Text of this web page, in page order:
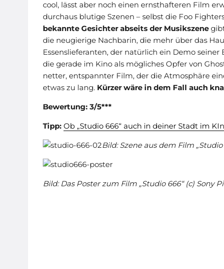
cool, lässt aber noch einen ernsthafteren Film
durchaus blutige Szenen – selbst die Foo
bekannte Gesichter abseits der Musikszene
die neugierige Nachbarin, die mehr über das
Essenslieferanten, der natürlich ein Demo seiner
die gerade im Kino als mögliches Opfer von
netter, entspannter Film, der die Atmosphäre
etwas zu lang. Kürzer wäre in dem Fall auch
Bewertung: 3/5***
Tipp: Ob „Studio 666“ auch in deiner Stadt im
Bild: Szene aus dem Film
Bild: Das Poster zum Film „Studio 666“ (c) Sony